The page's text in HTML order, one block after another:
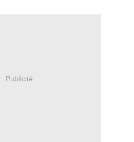
Publicité